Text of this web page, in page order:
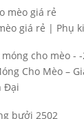
giá rẻ | Phụ
Cho Mèo –
Đại